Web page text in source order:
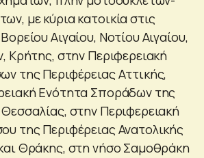
με κύρια κατοικία στις
Αιγαίου, Νοτίου Αιγαίου,
Κρήτης, στην Περιφερειακή
της Περιφέρειας Αττικής,
Ενότητα Σποράδων της
στην Περιφερειακή
της Περιφέρειας Ανατολικής
Θράκης, στη νήσο Σαμοθράκη